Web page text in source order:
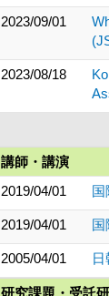
2023/09/01
2023/08/18
講師・講演
2019/04/01
国
2019/04/01 国
2005/04/01
研究課題・受託